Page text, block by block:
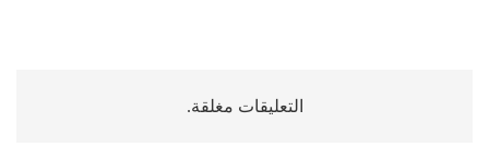
التعليقات مغلقة.